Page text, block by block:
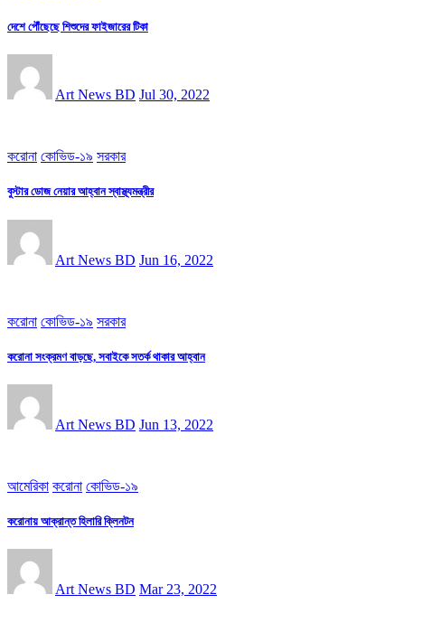
দেশে পৌঁছেছে শিশুদের ফাইজারের টিকা
Art News BD Jul 30, 2022
করোনা কোভিড-১৯ সরকার
বুস্টার ডোজ নেয়ার আহ্বান স্বাস্থ্যমন্ত্রীর
Art News BD Jun 16, 2022
করোনা কোভিড-১৯ সরকার
করোনা সংক্রমণ বাড়ছে, সবাইকে সতর্ক থাকার আহ্বান
Art News BD Jun 13, 2022
আমেরিকা করোনা কোভিড-১৯
করোনায় আক্রান্ত হিলারি ক্লিনটন
Art News BD Mar 23, 2022